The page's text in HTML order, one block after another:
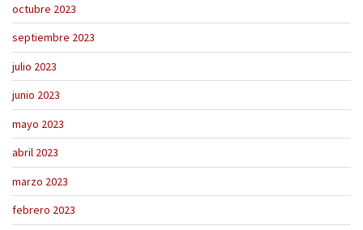
octubre 2023
septiembre 2023
julio 2023
junio 2023
mayo 2023
abril 2023
marzo 2023
febrero 2023